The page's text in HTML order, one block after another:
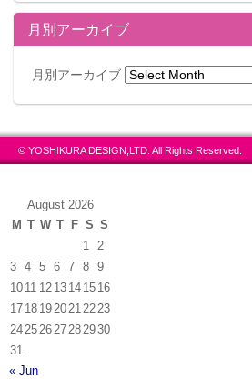
月別アーカイブ
月別アーカイブ
© YOSHIKURA DESIGN,LTD. All Rights Reserved.
August 2026
M T W T F S S
1
2
3
4 5 6 7 8
9
10 11 12 13 14 15 16
17 18 19 20 21 22 23
24 25 26 27 28 2930
31
« Jun